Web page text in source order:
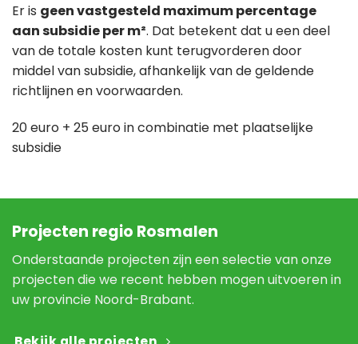
Er is geen vastgesteld maximum percentage
aan subsidie per m². Dat betekent dat u een deel
van de totale kosten kunt terugvorderen door
middel van subsidie, afhankelijk van de geldende
richtlijnen en voorwaarden.
20 euro + 25 euro in combinatie met plaatselijke
subsidie
Projecten regio Rosmalen
Onderstaande projecten zijn een selectie van onze
projecten die we recent hebben mogen uitvoeren in
uw provincie Noord-Brabant.